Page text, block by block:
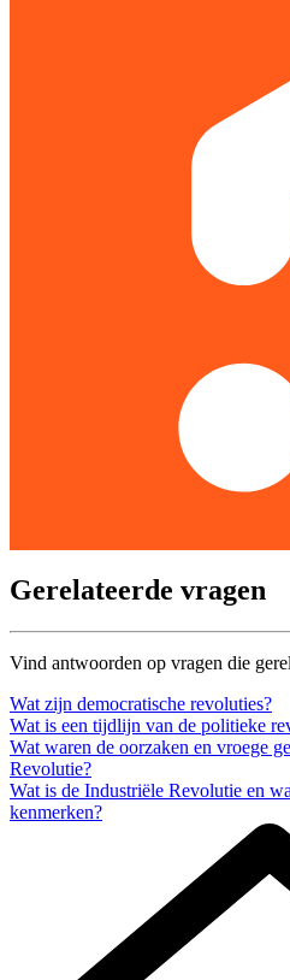
Gerelateerde vragen
Vind antwoorden op vragen die
Wat zijn democratische revoluties?
Wat is een tijdlijn van de politieke
Wat waren de oorzaken en vroege
Revolutie?
Wat is de Industriële Revolutie en
kenmerken?